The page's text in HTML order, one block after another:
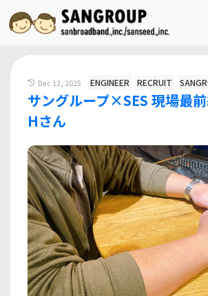
Dec 12, 2025 ENGINEER RECRUIT
サングループ×SES 現場最
Hさん